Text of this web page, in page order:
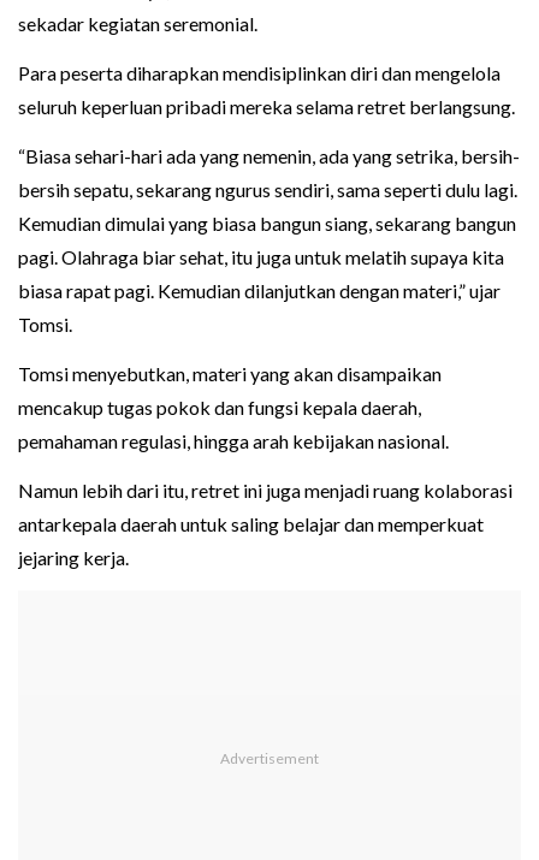
sekadar kegiatan seremonial.
Para peserta diharapkan mendisiplinkan diri dan mengelola
seluruh keperluan pribadi mereka selama retret berlangsung.
“Biasa sehari-hari ada yang nemenin, ada yang setrika, bersih-
bersih sepatu, sekarang ngurus sendiri, sama seperti dulu lagi.
Kemudian dimulai yang biasa bangun siang, sekarang bangun
pagi. Olahraga biar sehat, itu juga untuk melatih supaya kita
biasa rapat pagi. Kemudian dilanjutkan dengan materi,” ujar
Tomsi.
Tomsi menyebutkan, materi yang akan disampaikan
mencakup tugas pokok dan fungsi kepala daerah,
pemahaman regulasi, hingga arah kebijakan nasional.
Namun lebih dari itu, retret ini juga menjadi ruang kolaborasi
antarkepala daerah untuk saling belajar dan memperkuat
jejaring kerja.